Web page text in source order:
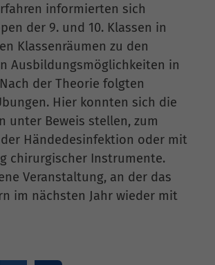
informierten sich
der 9. und 10. Klassen in
Klassenräumen zu den
Ausbildungsmöglichkeiten in
der Theorie folgten
Hier konnten sich die
unter Beweis stellen, zum
Händedesinfektion oder mit
chirurgischer Instrumente.
Veranstaltung, an der das
im nächsten Jahr wieder mit